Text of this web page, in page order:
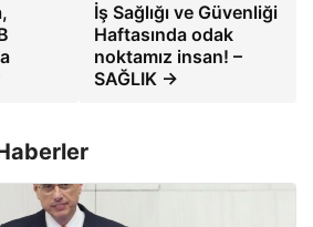
İş Sağlığı ve Güvenliği
Haftasında odak
noktamız insan! –
SAĞLIK →